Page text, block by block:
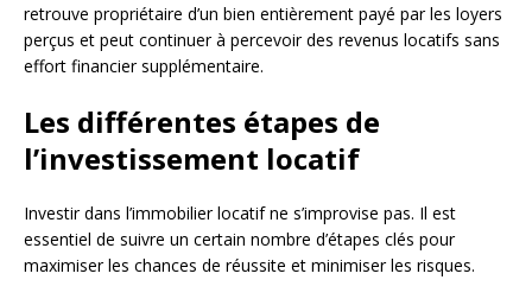
retrouve propriétaire d’un bien entièrement payé par les loyers
perçus et peut continuer à percevoir des revenus locatifs sans
effort financier supplémentaire.
Les différentes étapes de
l’investissement locatif
Investir dans l’immobilier locatif ne s’improvise pas. Il est
essentiel de suivre un certain nombre d’étapes clés pour
maximiser les chances de réussite et minimiser les risques.